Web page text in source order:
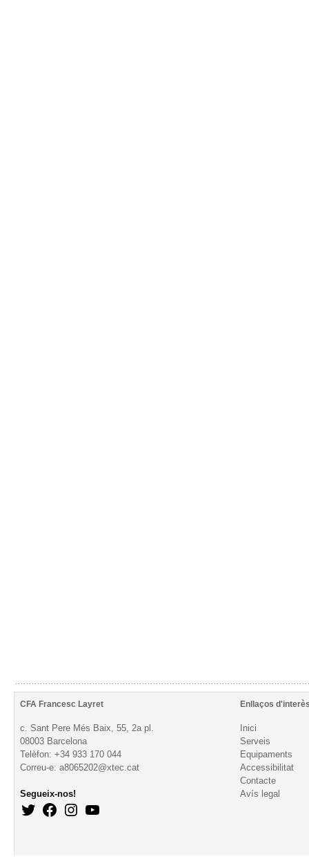
CFA Francesc Layret Enllaços
c. Sant Pere Més Baix, 55, 2a pl.
08003 Barcelona
Telèfon: +34 933 170 044
Correu-e: a8065202@xtec.cat
Segueix-nos!
Inici
Serveis
Equipaments
Accessibilitat
Contacte
Avís legal